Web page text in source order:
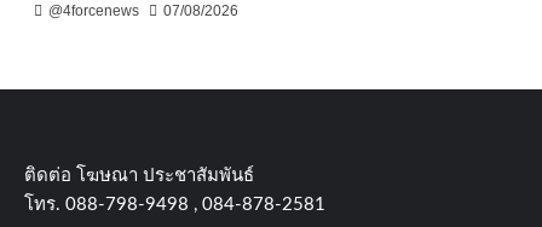
@4forcenews 07/08/2026
ติดต่อ​ โฆษณา​ ประชาสัมพันธ์
โทร​. 088-798-9498 , 084-878-2581